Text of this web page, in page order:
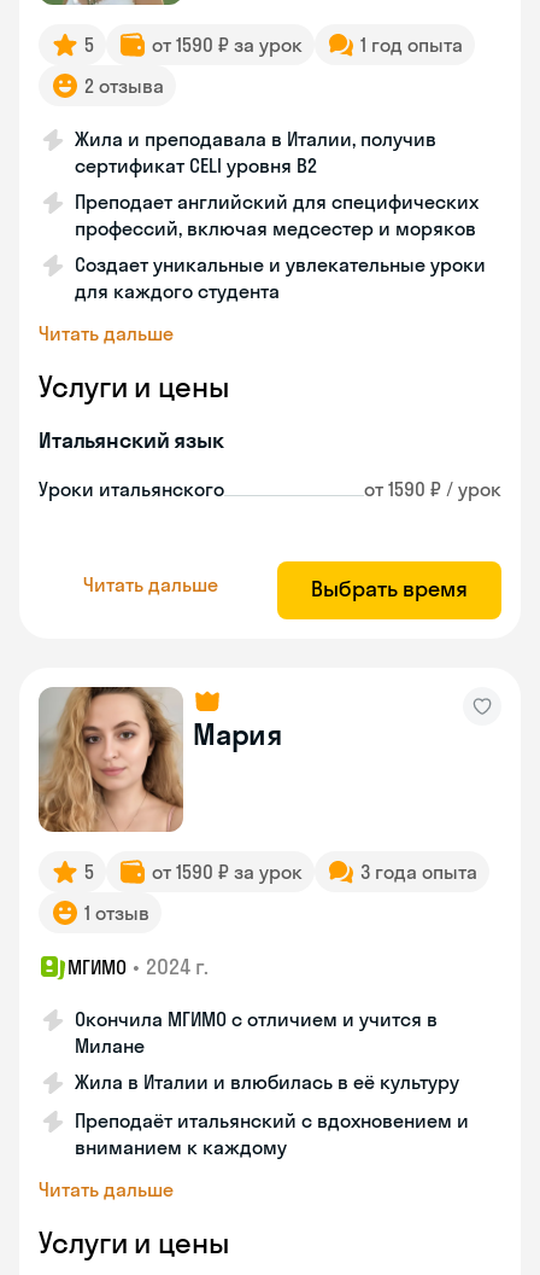
5 от 1590 ₽ за урок
1 год опыта
2 отзыва
Жила и преподавала в Италии, получив
сертификат CELI уровня В2
Преподает английский для специфических
профессий, включая медсестер и моряков
Создает уникальные и увлекательные уроки
для каждого студента
Читать дальше
Услуги и цены
Итальянский язык
Уроки итальянского от 1590 ₽ / урок
Читать дальше Выбрать время
Мария
5 от 1590 ₽ за урок
3 года опыта
1 отзыв
МГИМО • 2024 г.
Окончила МГИМО с отличием и учится в
Милане
Жила в Италии и влюбилась в её культуру
Преподаёт итальянский с вдохновением и
вниманием к каждому
Читать дальше
Услуги и цены